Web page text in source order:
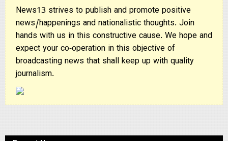
News13 strives to publish and promote positive
news/happenings and nationalistic thoughts. Join
hands with us in this constructive cause. We hope and
expect your co-operation in this objective of
broadcasting news that shall keep up with quality
journalism.